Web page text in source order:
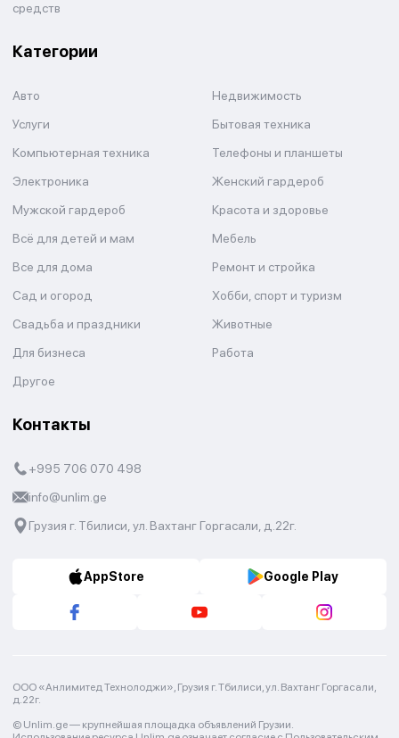
средств
Категории
Авто
Недвижимость
Услуги
Бытовая техника
Компьютерная техника
Телефоны и планшеты
Электроника
Женский гардероб
Мужской гардероб
Красота и здоровье
Всё для детей и мам
Мебель
Все для дома
Ремонт и стройка
Сад и огород
Хобби, спорт и туризм
Свадьба и праздники
Животные
Для бизнеса
Работа
Другое
Контакты
+995 706 070 498
info@unlim.ge
Грузия г. Тбилиси, ул. Вахтанг Горгасали, д.22г.
AppStore Google Play
ООО «Анлимитед Технолоджи», Грузия г. Тбилиси, ул. Вахтанг Горгасали,
д.22г.
© Unlim.ge — крупнейшая площадка объявлений Грузии.